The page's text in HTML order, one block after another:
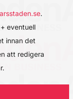
.
eventuell
innan det
att redigera